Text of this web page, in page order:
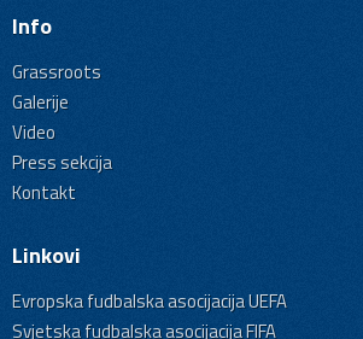
Info
Grassroots
Galerije
Video
Press sekcija
Kontakt
Linkovi
Evropska fudbalska asocijacija UEFA
Svjetska fudbalska asocijacija FIFA